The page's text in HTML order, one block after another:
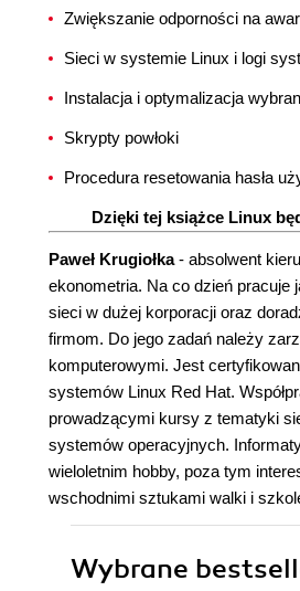
Zwiększanie odporności na
Sieci w systemie Linux i logi
Instalacja i optymalizacja
Skrypty powłoki
Procedura resetowania hasła
Dzięki tej książce Linux
Paweł Krugiołka- absolwent
ekonometria. Na co dzień pracuje
sieci w dużej korporacji oraz
firmom. Do jego zadań należy
komputerowymi. Jest
systemów Linux Red Hat.
prowadzącymi kursy z tematyki
systemów operacyjnych.
wieloletnim hobby, poza tym
wschodnimi sztukami walki i
Wybrane